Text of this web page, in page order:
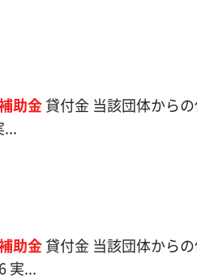
助金貸付金 当該団体から
...
助金貸付金 当該団体から
実...